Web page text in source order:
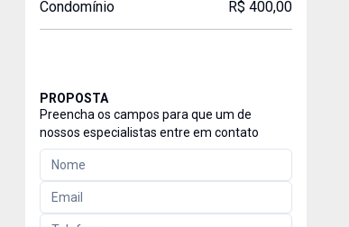
Condomínio R$ 400,00
PROPOSTA
Preencha os campos para que um de
nossos especialistas entre em contato